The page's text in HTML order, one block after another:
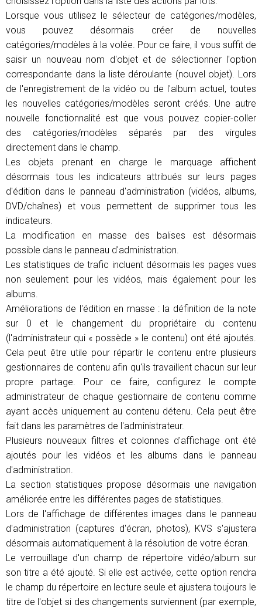
Lorsque vous utilisez le sélecteur de catégories/modèles,
vous pouvez désormais créer de nouvelles
catégories/modèles à la volée. Pour ce faire, il vous suffit de
saisir un nouveau nom d'objet et de sélectionner l'option
correspondante dans la liste déroulante (nouvel objet). Lors
de l'enregistrement de la vidéo ou de l'album actuel, toutes
les nouvelles catégories/modèles seront créés. Une autre
nouvelle fonctionnalité est que vous pouvez copier-coller
des catégories/modèles séparés par des virgules
directement dans le champ.
Les objets prenant en charge le marquage affichent
désormais tous les indicateurs attribués sur leurs pages
d'édition dans le panneau d'administration (vidéos, albums,
DVD/chaînes) et vous permettent de supprimer tous les
indicateurs.
La modification en masse des balises est désormais
possible dans le panneau d'administration.
Les statistiques de trafic incluent désormais les pages vues
non seulement pour les vidéos, mais également pour les
albums.
Améliorations de l'édition en masse : la définition de la note
sur 0 et le changement du propriétaire du contenu
(l'administrateur qui « possède » le contenu) ont été ajoutés.
Cela peut être utile pour répartir le contenu entre plusieurs
gestionnaires de contenu afin qu'ils travaillent chacun sur leur
propre partage. Pour ce faire, configurez le compte
administrateur de chaque gestionnaire de contenu comme
ayant accès uniquement au contenu détenu. Cela peut être
fait dans les paramètres de l'administrateur.
Plusieurs nouveaux filtres et colonnes d'affichage ont été
ajoutés pour les vidéos et les albums dans le panneau
d'administration.
La section statistiques propose désormais une navigation
améliorée entre les différentes pages de statistiques.
Lors de l'affichage de différentes images dans le panneau
d'administration (captures d'écran, photos), KVS s'ajustera
désormais automatiquement à la résolution de votre écran.
Le verrouillage d'un champ de répertoire vidéo/album sur
son titre a été ajouté. Si elle est activée, cette option rendra
le champ du répertoire en lecture seule et ajustera toujours le
titre de l'objet si des changements surviennent (par exemple,